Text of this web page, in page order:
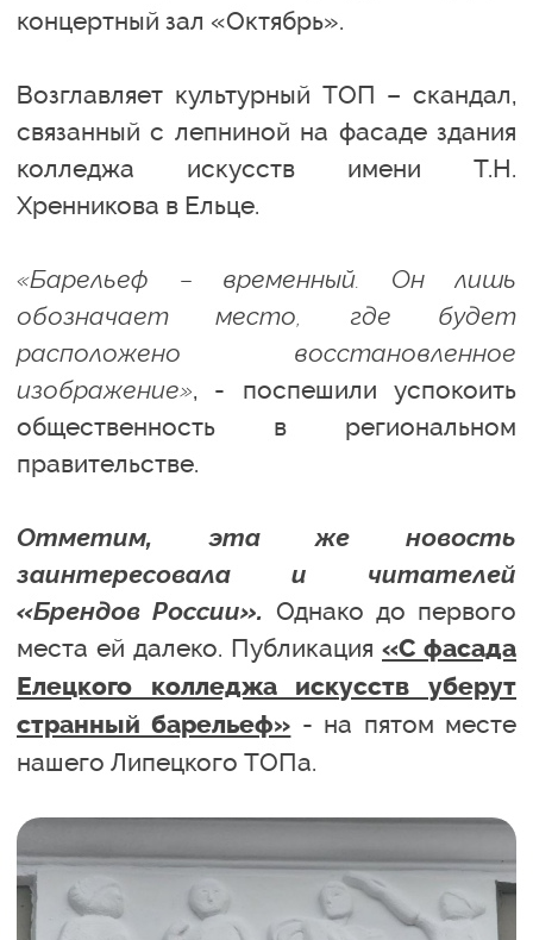
концертный зал «Октябрь».
Возглавляет культурный ТОП – скандал,
связанный с лепниной на фасаде здания
колледжа искусств имени Т.Н.
Хренникова в Ельце.
«Барельеф – временный. Он лишь
обозначает место, где будет
расположено восстановленное
изображение», - поспешили успокоить
общественность в региональном
правительстве.
Отметим, эта же новость
заинтересовала и читателей
«Брендов России». Однако до первого
места ей далеко. Публикация «С фасада
Елецкого колледжа искусств уберут
странный барельеф» - на пятом месте
нашего Липецкого ТОПа.